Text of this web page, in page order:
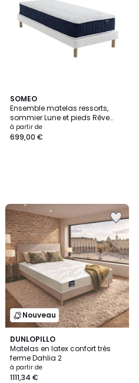
SOMEO
Ensemble matelas ressorts,
sommier Lune et pieds Rêve
400
à partir de
699,00 €
Nouveau
DUNLOPILLO
Matelas en latex confort très
ferme Dahlia 2
à partir de
1111,34 €